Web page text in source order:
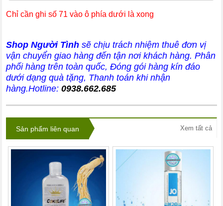
Chỉ cần ghi số 71 vào ô phía dưới là xong
Shop Người Tình sẽ chịu trách nhiệm thuê đơn vị
vận chuyển giao hàng đến tận nơi khách hàng. Phân
phối hàng trên toàn quốc, Đóng gói hàng kín đáo
dưới dạng quà tặng, Thanh toán khi nhận
hàng.Hotline:0938.662.685
Sản phẩm liên quan Xem tất cả